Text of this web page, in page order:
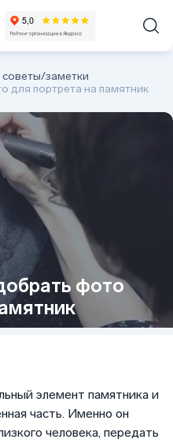
советы/заметки
для портрета на памятник
фото
элемент памятника и
часть. Именно он
человека, передать